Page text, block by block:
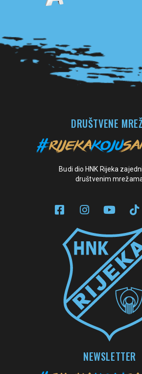
DRUŠTVENE
Budi dio HNK Rijeka
društvenim
NEWSLETTER